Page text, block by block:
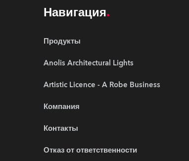
Навигация
Продукты
Anolis Architectural Lights
Artistic Licence - A Robe Business
Компания
Контакты
Отказ от ответственности